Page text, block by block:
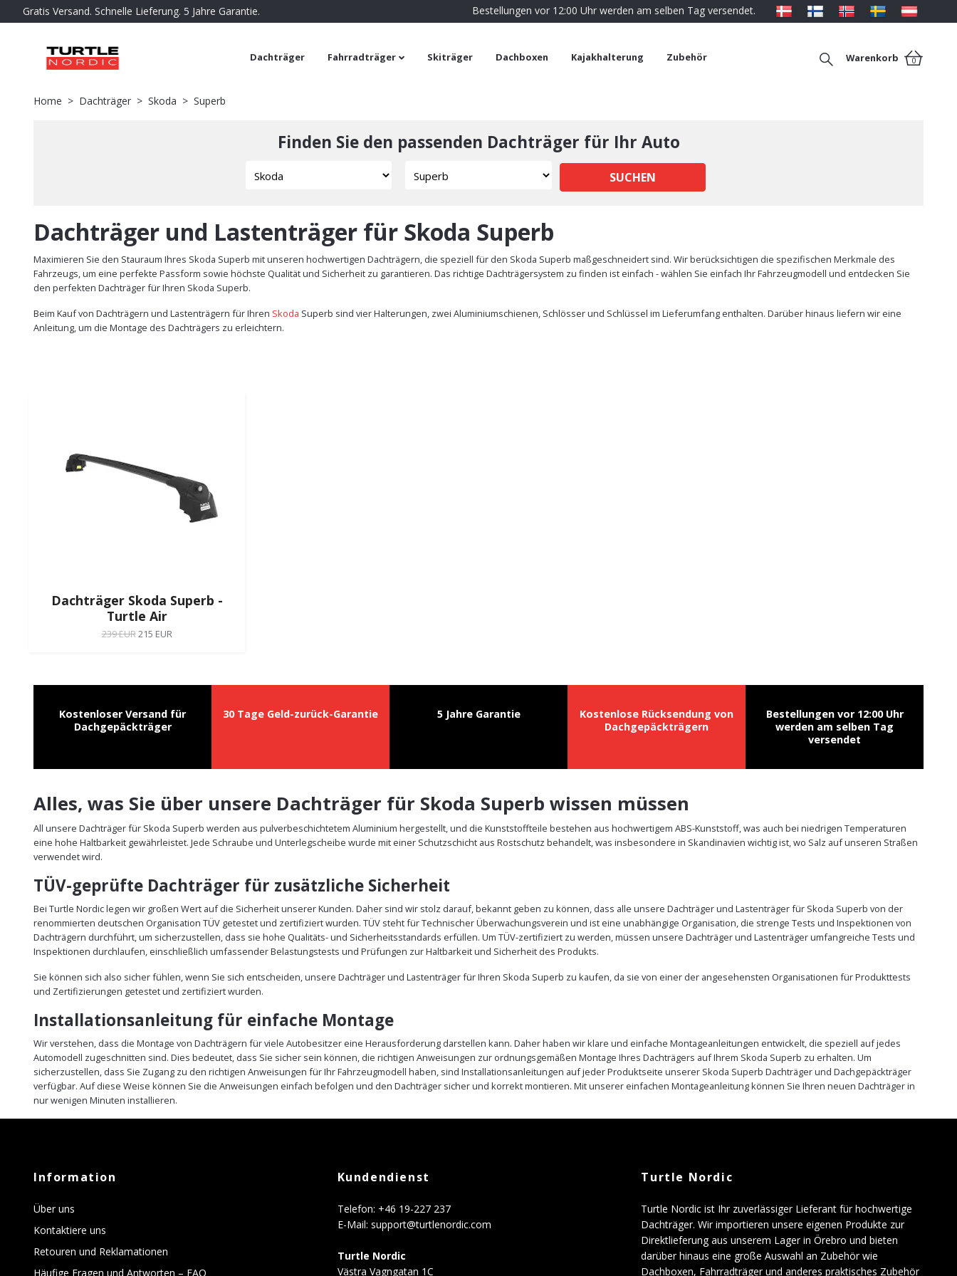
Gratis Versand. Schnelle Lieferung. 5 Jahre Garantie. Bestellungen vor 12:00 Uhr werden am selben Tag versendet.
Dachträger Fahrradträger Skiträger Dachboxen Kajakhalterung Zubehör Warenkorb 0
Home Dachträger Skoda Superb
Finden Sie den passenden Dachträger für Ihr Auto
SUCHEN
Dachträger und Lastenträger für Skoda Superb
Maximieren Sie den Stauraum Ihres Skoda Superb mit unseren hochwertigen Dachträgern, die speziell für den Skoda Superb maßgeschneidert sind. Wir berücksichtigen die spezifischen Merkmale des
Fahrzeugs, um eine perfekte Passform sowie höchste Qualität und Sicherheit zu garantieren. Das richtige Dachträgersystem zu finden ist einfach - wählen Sie einfach Ihr Fahrzeugmodell und entdecken Sie
den perfekten Dachträger für Ihren Skoda Superb.
Beim Kauf von Dachträgern und Lastenträgern für Ihren Skoda Superb sind vier Halterungen, zwei Aluminiumschienen, Schlösser und Schlüssel im Lieferumfang enthalten. Darüber hinaus liefern wir eine
Anleitung, um die Montage des Dachträgers zu erleichtern.
Dachträger Skoda Superb -
Turtle Air
239 EUR215 EUR
Kostenloser Versand für
Dachgepäckträger
30 Tage Geld-zurück-Garantie 5 Jahre Garantie
Kostenlose Rücksendung von
Dachgepäckträgern
Bestellungen vor 12:00 Uhr
werden am selben Tag
versendet
Alles, was Sie über unsere Dachträger für Skoda Superb wissen müssen
All unsere Dachträger für Skoda Superb werden aus pulverbeschichtetem Aluminium hergestellt, und die Kunststoffteile bestehen aus hochwertigem ABS-Kunststoff, was auch bei niedrigen Temperaturen
eine hohe Haltbarkeit gewährleistet. Jede Schraube und Unterlegscheibe wurde mit einer Schutzschicht aus Rostschutz behandelt, was insbesondere in Skandinavien wichtig ist, wo Salz auf unseren Straßen
verwendet wird.
TÜV-geprüfte Dachträger für zusätzliche Sicherheit
Bei Turtle Nordic legen wir großen Wert auf die Sicherheit unserer Kunden. Daher sind wir stolz darauf, bekannt geben zu können, dass alle unsere Dachträger und Lastenträger für Skoda Superb von der
renommierten deutschen Organisation TÜV getestet und zertifiziert wurden. TÜV steht für Technischer Überwachungsverein und ist eine unabhängige Organisation, die strenge Tests und Inspektionen von
Dachträgern durchführt, um sicherzustellen, dass sie hohe Qualitäts- und Sicherheitsstandards erfüllen. Um TÜV-zertifiziert zu werden, müssen unsere Dachträger und Lastenträger umfangreiche Tests und
Inspektionen durchlaufen, einschließlich umfassender Belastungstests und Prüfungen zur Haltbarkeit und Sicherheit des Produkts.
Sie können sich also sicher fühlen, wenn Sie sich entscheiden, unsere Dachträger und Lastenträger für Ihren Skoda Superb zu kaufen, da sie von einer der angesehensten Organisationen für Produkttests
und Zertifizierungen getestet und zertifiziert wurden.
Installationsanleitung für einfache Montage
Wir verstehen, dass die Montage von Dachträgern für viele Autobesitzer eine Herausforderung darstellen kann. Daher haben wir klare und einfache Montageanleitungen entwickelt, die speziell auf jedes
Automodell zugeschnitten sind. Dies bedeutet, dass Sie sicher sein können, die richtigen Anweisungen zur ordnungsgemäßen Montage Ihres Dachträgers auf Ihrem Skoda Superb zu erhalten. Um
sicherzustellen, dass Sie Zugang zu den richtigen Anweisungen für Ihr Fahrzeugmodell haben, sind Installationsanleitungen auf jeder Produktseite unserer Skoda Superb Dachträger und Dachgepäckträger
verfügbar. Auf diese Weise können Sie die Anweisungen einfach befolgen und den Dachträger sicher und korrekt montieren. Mit unserer einfachen Montageanleitung können Sie Ihren neuen Dachträger in
nur wenigen Minuten installieren.
Information
Über uns
Kontaktiere uns
Retouren und Reklamationen
Häufige Fragen und Antworten – FAQ
Kundendienst
Telefon: +46 19-227 237
E-Mail: support@turtlenordic.com
Turtle Nordic
Västra Vagngatan 1C
Turtle Nordic
Turtle Nordic ist Ihr zuverlässiger Lieferant für hochwertige
Dachträger. Wir importieren unsere eigenen Produkte zur
Direktlieferung aus unserem Lager in Örebro und bieten
darüber hinaus eine große Auswahl an Zubehör wie
Dachboxen, Fahrradträger und anderes praktisches Zubehör